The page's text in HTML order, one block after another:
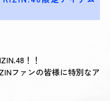
！！
ファンの皆様に特別なア